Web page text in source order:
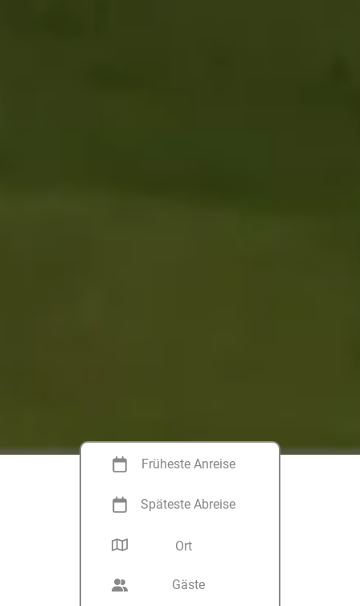
Früheste Anreise
Späteste Abreise
Ort
Gäste